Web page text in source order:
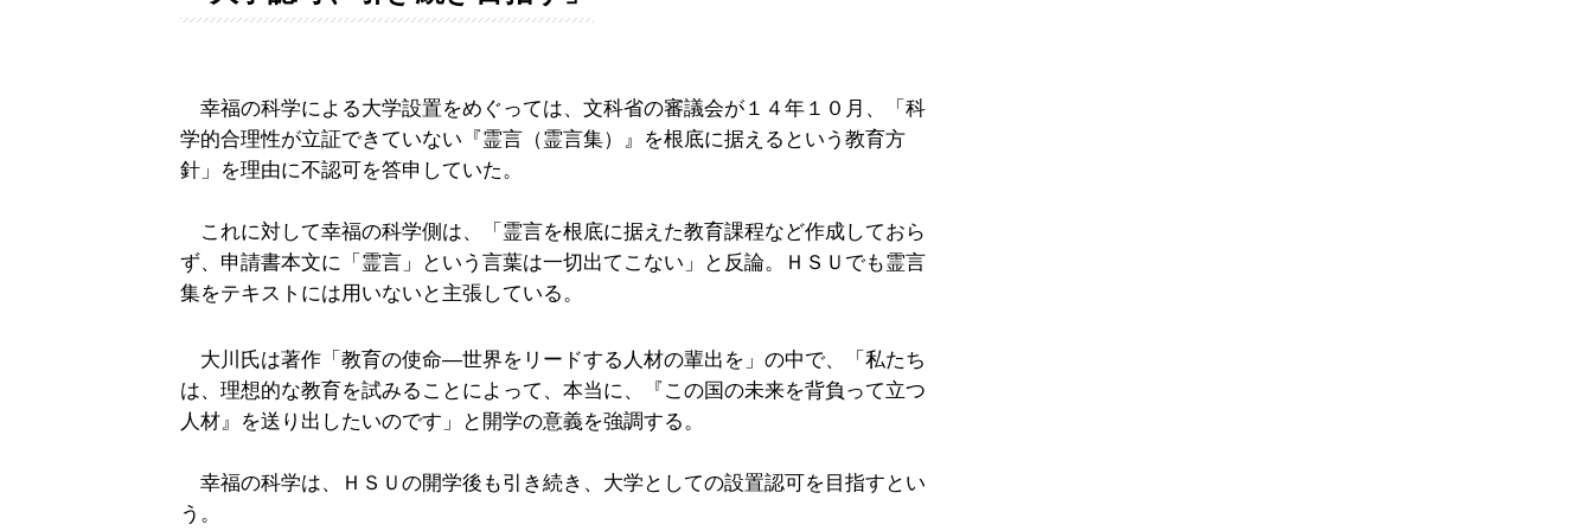
幸福の科学による大学設置をめぐっては、文科省の審議会が１４年１０月、「科
学的合理性が立証できていない『霊言（霊言集）』を根底に据えるという教育方
針」を理由に不認可を答申していた。
これに対して幸福の科学側は、「霊言を根底に据えた教育課程など作成しておら
ず、申請書本文に「霊言」という言葉は一切出てこない」と反論。ＨＳＵでも霊言
集をテキストには用いないと主張している。
大川氏は著作「教育の使命―世界をリードする人材の輩出を」の中で、「私たち
は、理想的な教育を試みることによって、本当に、『この国の未来を背負って立つ
人材』を送り出したいのです」と開学の意義を強調する。
幸福の科学は、ＨＳＵの開学後も引き続き、大学としての設置認可を目指すとい
う。